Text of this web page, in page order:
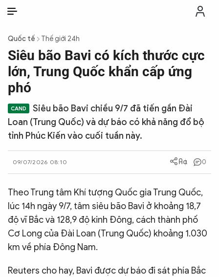
THỜI SỰ
CHỐNG DIỄN BIẾN HÒA BÌNH
CÔNG AN TRONG LÒNG DÂN
XÃ HỘI
CÔNG NGHỆ
QUỐC TẾ
Quốc tế Thế giới 24h
Siêu bão Bavi có kích thước cực
lớn, Trung Quốc khẩn cấp ứng
phó
Siêu bão Bavi chiều 9/7 đã tiến gần Đài
Loan (Trung Quốc) và dự báo có khả năng đổ bộ
tỉnh Phúc Kiến vào cuối tuần này.
09/07/2026 08:10 0
Theo Trung tâm Khí tượng Quốc gia Trung Quốc,
lúc 14h ngày 9/7, tâm siêu bão Bavi ở khoảng 18,7
độ vĩ Bắc và 128,9 độ kinh Đông, cách thành phố
Cơ Long của Đài Loan (Trung Quốc) khoảng 1.030
km về phía Đông Nam.
Reuters cho hay, Bavi được dự báo đi sát phía Bắc